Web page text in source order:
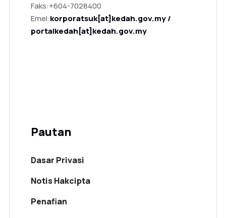
Faks:+604-7028400
Emel:korporatsuk[at]kedah.gov.my /
portalkedah[at]kedah.gov.my
Pautan
Dasar Privasi
Notis Hakcipta
Penafian